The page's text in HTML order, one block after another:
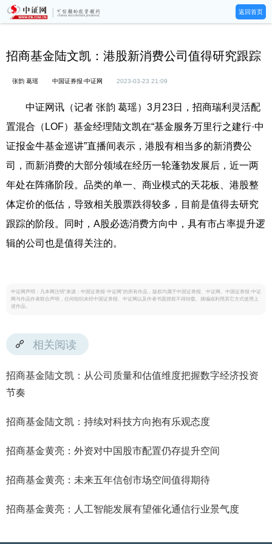
返回首页
招商基金陆文凯：港股新消费公司值得研究跟踪
张韵 葛瑶 中国证券报·中证网 2023-03-23 21:09
中证网讯（记者 张韵 葛瑶）3月23日，招商瑞利灵活配
置混合（LOF）基金经理陆文凯在“基金服务万里行之建行·中
证报金牛基金巡讲”直播间表示，港股有相当多的新消费公
司，而新消费的大部分领域在经历一轮蓬勃发展后，近一两
年处在阵痛阶段。品类的单一、商业模式的天花板、港股整
体定价的低估，导致相关股票跌得较多，目前是值得去研究
跟踪的阶段。同时，A股必选消费方向中，具有市占率提升逻
辑的公司也是值得关注的。
中证网声明：凡本网注明“来源：中国证券报·中证网”的所有作品，版权均属于中国证券报、中证网。中国证券报·中证
网与作品作者联合声明，任何组织未经中国证券报、中证网以及作者书面授权不得转载、摘编或利用其它方式使用上
述作品。
相关阅读
招商基金陆文凯：从公司质量和估值维度把握数字经济投资
节奏
招商基金陆文凯：持续对科技方向抱有乐观态度
招商基金黄亮：外资对中国股市配置仍存提升空间
招商基金黄亮：未来五年信创市场空间值得期待
招商基金黄亮：人工智能发展有望催化通信行业景气度